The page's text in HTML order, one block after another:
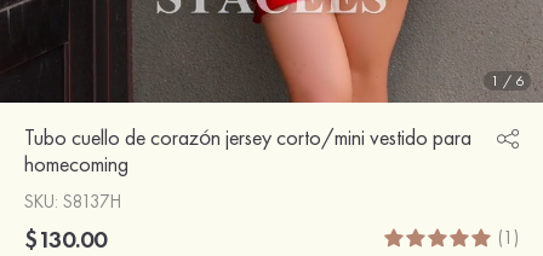
1 / 6
Tubo cuello de corazón jersey corto/mini vestido para
homecoming
SKU: S8137H
$130.00 (1)